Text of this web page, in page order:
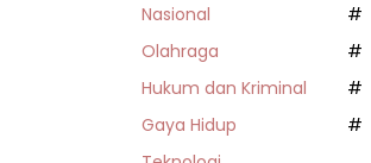
Nasional
Olahraga
Hukum dan Kriminal
Gaya Hidup